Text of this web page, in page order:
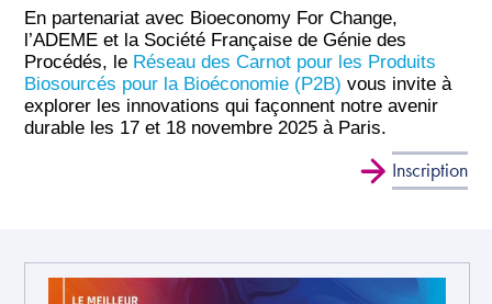
En partenariat avec Bioeconomy For Change,
l’ADEME et la Société Française de Génie des
Procédés, le Réseau des Carnot pour les Produits
Biosourcés pour la Bioéconomie (P2B) vous invite à
explorer les innovations qui façonnent notre avenir
durable les 17 et 18 novembre 2025 à Paris.
Inscription